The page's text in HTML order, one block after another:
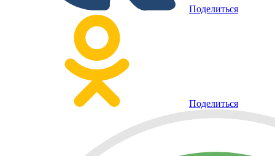
Поделиться
Поделиться